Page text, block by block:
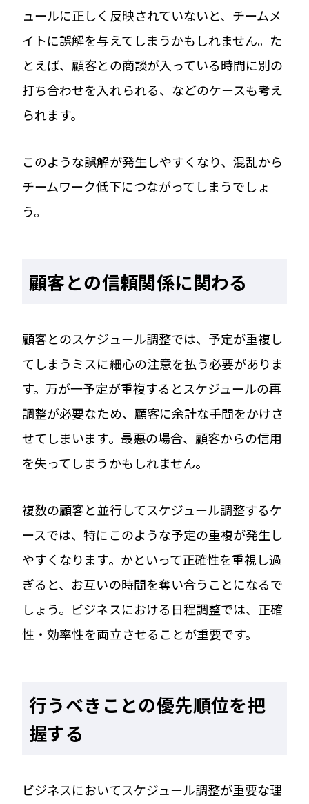
ュールに正しく反映されていないと、チームメ
イトに誤解を与えてしまうかもしれません。た
とえば、顧客との商談が入っている時間に別の
打ち合わせを入れられる、などのケースも考え
られます。
このような誤解が発生しやすくなり、混乱から
チームワーク低下につながってしまうでしょ
う。
顧客との信頼関係に関わる
顧客とのスケジュール調整では、予定が重複し
てしまうミスに細心の注意を払う必要がありま
す。万が一予定が重複するとスケジュールの再
調整が必要なため、顧客に余計な手間をかけさ
せてしまいます。最悪の場合、顧客からの信用
を失ってしまうかもしれません。
複数の顧客と並行してスケジュール調整するケ
ースでは、特にこのような予定の重複が発生し
やすくなります。かといって正確性を重視し過
ぎると、お互いの時間を奪い合うことになるで
しょう。ビジネスにおける日程調整では、正確
性・効率性を両立させることが重要です。
行うべきことの優先順位を把
握する
ビジネスにおいてスケジュール調整が重要な理